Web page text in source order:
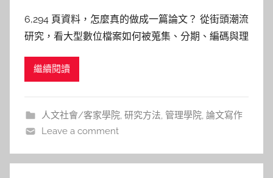
柯
文
6,294 頁資料，怎麼真的做成一篇論文？ 從街頭潮流
研究，看大型數位檔案如何被蒐集、分期、編碼與理
不夠；資料庫查了一輪又一輪，關鍵字改了好幾版，
報、研究報告，能下
繼續閱讀
人文社會/客家學院, 研究方法 管理學院, 論文寫作
Leave a comment